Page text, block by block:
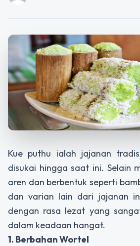
Kue puthu ialah jajanan
disukai hingga saat ini. Selain
aren dan berbentuk seperti
dan varian lain dari jajanan
dengan rasa lezat yang
dalam keadaan hangat.
1. Berbahan Wortel